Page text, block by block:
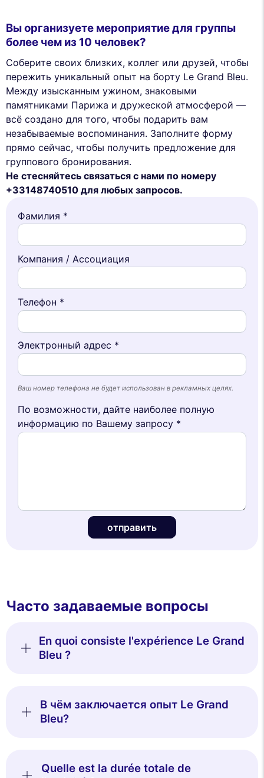
Вы организуете мероприятие для группы
более чем из 10 человек?
Соберите своих близких, коллег или друзей, чтобы
пережить уникальный опыт на борту Le Grand Bleu.
Между изысканным ужином, знаковыми
памятниками Парижа и дружеской атмосферой —
всё создано для того, чтобы подарить вам
незабываемые воспоминания. Заполните форму
прямо сейчас, чтобы получить предложение для
группового бронирования.
Не стесняйтесь связаться с нами по номеру
+33148740510 для любых запросов.
Фамилия *
Компания / Ассоциация
Телефон *
Электронный адрес *
Ваш номер телефона не будет использован в рекламных целях.
По возможности, дайте наиболее полную
информацию по Вашему запросу *
отправить
Часто задаваемые вопросы
En quoi consiste l'expérience Le Grand
Bleu ?
В чём заключается опыт Le Grand
Bleu?
Quelle est la durée totale de